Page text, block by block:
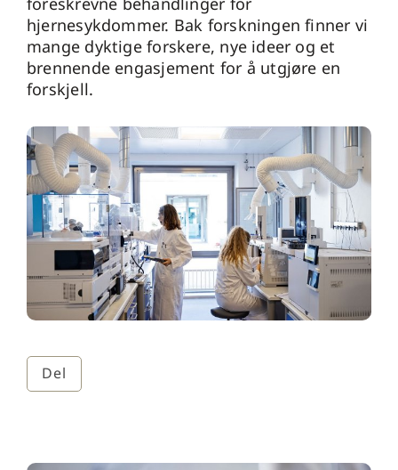
Del
hjernesykdommer. Bak forskningen finner vi
mange dyktige forskere, nye ideer og et
brennende engasjement for å utgjøre en
forskjell.